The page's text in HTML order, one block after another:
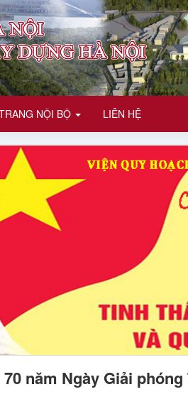
NỘI BỘ
LIÊN HỆ
năm Ngày Giải phóng